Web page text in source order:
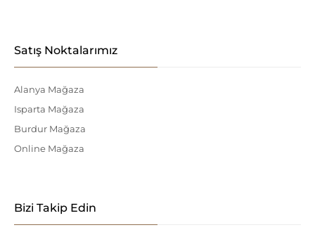
Satış Noktalarımız
Alanya Mağaza
Isparta Mağaza
Burdur Mağaza
Online Mağaza
Bizi Takip Edin